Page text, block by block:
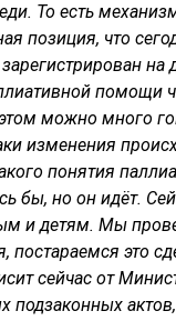
То есть
позиция, что
помощи
можно много
изменения
понятия
бы, но он идёт.
и детям. Мы
постараемся это
сейчас от
подзаконных